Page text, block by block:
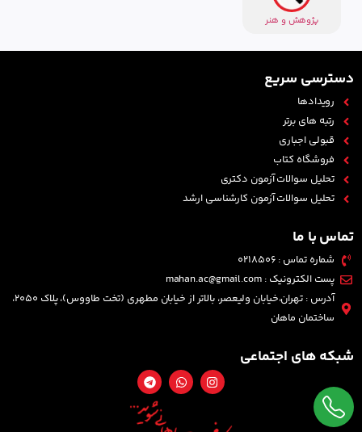
پژوهش و هنر
دسترسی سریع
رویدادها
رتبه های برتر
قبولی اجباری
فروشگاه کتاب
تحلیل سوالات آزمون دکتری
تحلیل سوالات آزمون کارشناسی ارشد
تماس با ما
شماره تماس : 0218506
پست الکترونیک : mahan.ac@gmail.com
آدرس : تهران،خیابان ولیعصر، بالاتر از خیابان مطهری (تخت طاووس)، پلاک 2050،
ساختمان ماهان
شبکه های اجتماعی